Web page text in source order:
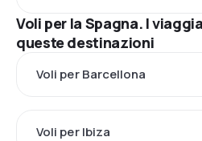
Voli per la Spagna. I
queste destinazioni
Voli per Barcellona
Voli per Ibiza